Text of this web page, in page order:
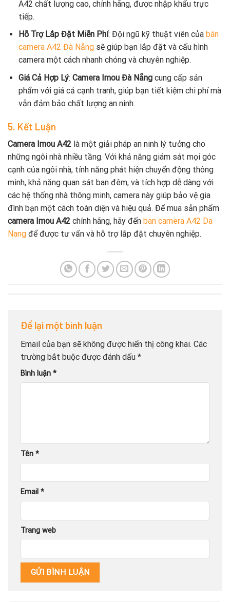
A42 chất lượng cao, chính hãng, được nhập khẩu trực
tiếp.
Hỗ Trợ Lắp Đặt Miễn Phí: Đội ngũ kỹ thuật viên của bán
camera A42 Đà Nẵngsẽ giúp bạn lắp đặt và cấu hình
camera một cách nhanh chóng và chuyên nghiệp.
Giá Cả Hợp Lý: Camera Imou Đà Nẵngcung cấp sản
phẩm với giá cả cạnh tranh, giúp bạn tiết kiệm chi phí mà
vẫn đảm bảo chất lượng an ninh.
5. Kết Luận
Camera Imou A42 là một giải pháp an ninh lý tưởng cho
những ngôi nhà nhiều tầng. Với khả năng giám sát mọi góc
cạnh của ngôi nhà, tính năng phát hiện chuyển động thông
minh, khả năng quan sát ban đêm, và tích hợp dễ dàng với
các hệ thống nhà thông minh, camera này giúp bảo vệ gia
đình bạn một cách toàn diện và hiệu quả. Để mua sản phẩm
camera Imou A42 chính hãng, hãy đến ban camera A42 Da
Nang để được tư vấn và hỗ trợ lắp đặt chuyên nghiệp.
Để lại một bình luận
Email của bạn sẽ không được hiển thị công khai. Các
trường bắt buộc được đánh dấu *
Bình luận *
Tên *
Email *
Trang web